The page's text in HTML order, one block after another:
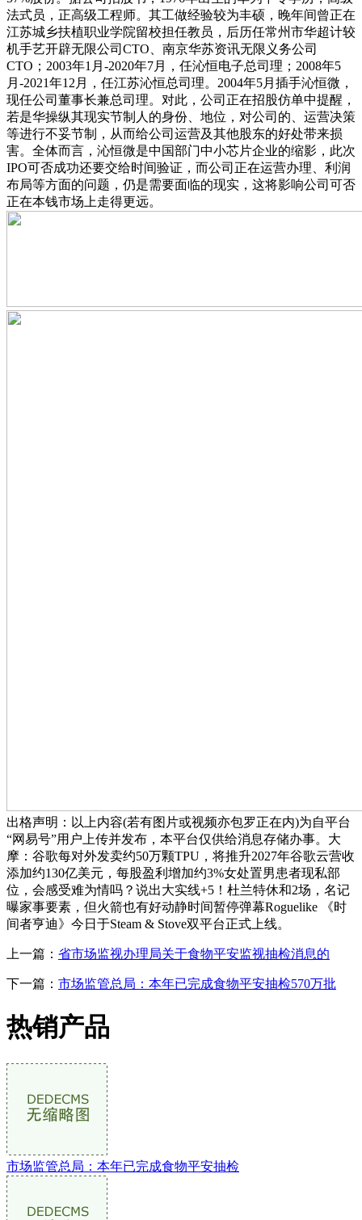
法式员，正高级工程师。其工做经验较为丰硕，晚年间曾正在
江苏城乡扶植职业学院留校担任教员，后历任常州市华超计较
机手艺开辟无限公司CTO、南京华苏资讯无限义务公司
CTO；2003年1月-2020年7月，任沁恒电子总司理；2008年5
月-2021年12月，任江苏沁恒总司理。2004年5月插手沁恒微，
现任公司董事长兼总司理。对此，公司正在招股仿单中提醒，
若是华操纵其现实节制人的身份、地位，对公司的、运营决策
等进行不妥节制，从而给公司运营及其他股东的好处带来损
害。全体而言，沁恒微是中国部门中小芯片企业的缩影，此次
IPO可否成功还要交给时间验证，而公司正在运营办理、利润
布局等方面的问题，仍是需要面临的现实，这将影响公司可否
正在本钱市场上走得更远。
出格声明：以上内容(若有图片或视频亦包罗正在内)为自平台
“网易号”用户上传并发布，本平台仅供给消息存储办事。大
摩：谷歌每对外发卖约50万颗TPU，将推升2027年谷歌云营收
添加约130亿美元，每股盈利增加约3%女处置男患者现私部
位，会感受难为情吗？说出大实线+5！杜兰特休和2场，名记
曝家事要素，但火箭也有好动静时间暂停弹幕Roguelike 《时
间者亨迪》今日于Steam & Stove双平台正式上线。
上一篇： 省市场监视办理局关于食物平安监视抽检消息的
下一篇： 市场监管总局：本年已完成食物平安抽检570万批
热销产品
市场监管总局：本年已完成食物平安抽检